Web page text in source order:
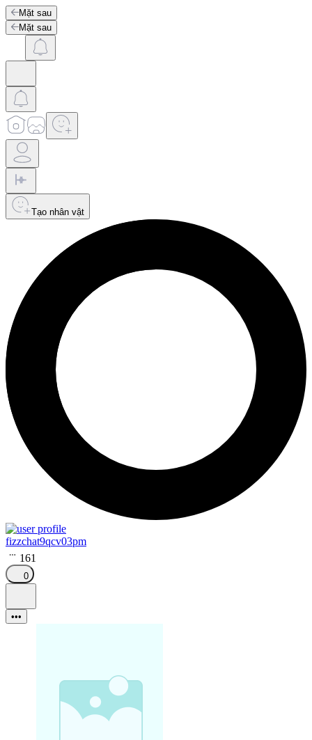
Mặt sau
Mặt sau
Tạo nhân vật
fizzchat9qcv03pm
161
0
•••